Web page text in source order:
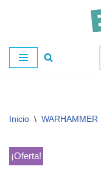
al
contenido
Inicio \ WARHAMMER
¡Oferta!